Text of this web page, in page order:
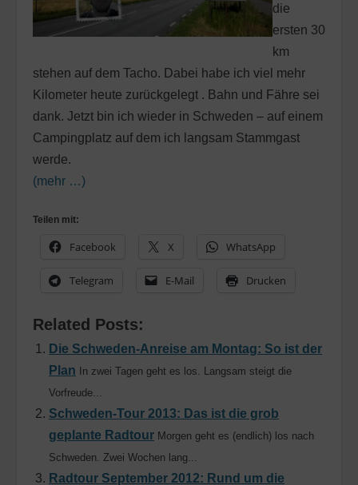
die
ersten 30
km
stehen auf dem Tacho. Dabei habe ich viel mehr
Kilometer heute zurückgelegt . Bahn und Fähre sei
dank. Jetzt bin ich wieder in Schweden – auf einem
Campingplatz auf dem ich langsam Stammgast
werde.
(mehr …)
Teilen mit:
Facebook X WhatsApp
Telegram E-Mail Drucken
Related Posts:
Die Schweden-Anreise am Montag: So ist der
Plan
In zwei Tagen geht es los. Langsam steigt die
Vorfreude...
Schweden-Tour 2013: Das ist die grob
geplante Radtour Morgen geht es (endlich) los nach
Schweden. Zwei Wochen lang...
Radtour September 2012: Rund um die